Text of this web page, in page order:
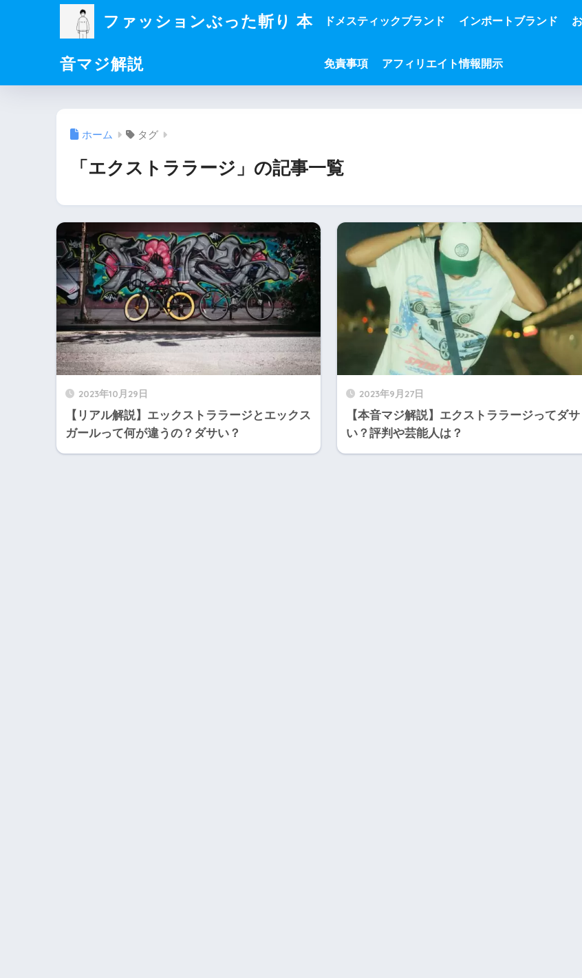
ファッションぶった斬り 本
音マジ解説
ドメスティックブランド インポートブランド
免責事項 アフィリエイト情報開示
ホーム タグ
「エクストララージ」の記事一覧
2023年10月29日
【リアル解説】エックストララージとエックス
ガールって何が違うの？ダサい？
2023年9月27日
【本音マジ解説】エクストララージってダサ
い？評判や芸能人は？